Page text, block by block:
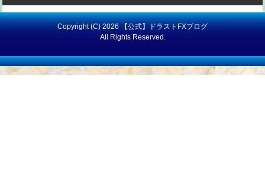
Copyright (C) 2026 【公式】ドラストFXブログ
All Rights Reserved.